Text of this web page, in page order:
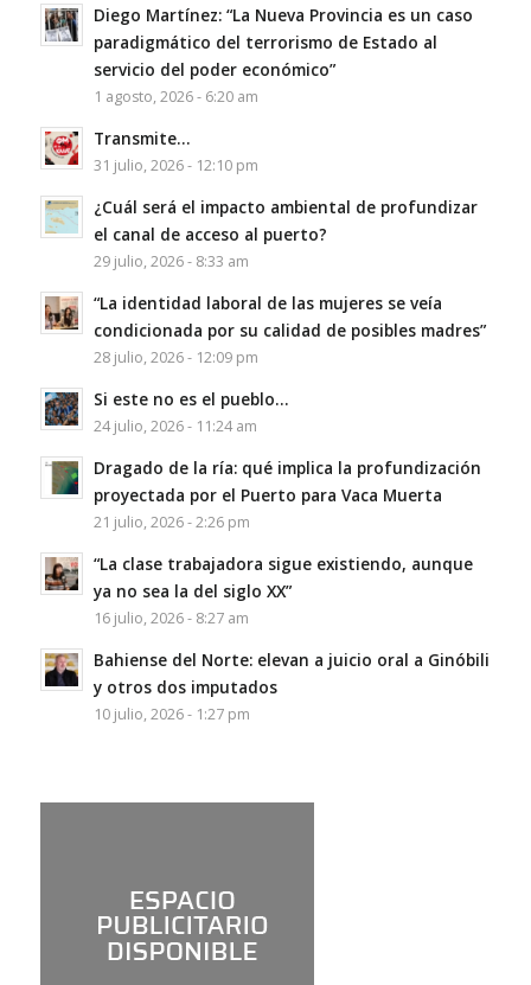
Diego Martínez: “La Nueva Provincia es un caso
paradigmático del terrorismo de Estado al
servicio del poder económico”
1 agosto, 2026 - 6:20 am
Transmite…
31 julio, 2026 - 12:10 pm
¿Cuál será el impacto ambiental de profundizar
el canal de acceso al puerto?
29 julio, 2026 - 8:33 am
“La identidad laboral de las mujeres se veía
condicionada por su calidad de posibles madres”
28 julio, 2026 - 12:09 pm
Si este no es el pueblo…
24 julio, 2026 - 11:24 am
Dragado de la ría: qué implica la profundización
proyectada por el Puerto para Vaca Muerta
21 julio, 2026 - 2:26 pm
“La clase trabajadora sigue existiendo, aunque
ya no sea la del siglo XX”
16 julio, 2026 - 8:27 am
Bahiense del Norte: elevan a juicio oral a Ginóbili
y otros dos imputados
10 julio, 2026 - 1:27 pm